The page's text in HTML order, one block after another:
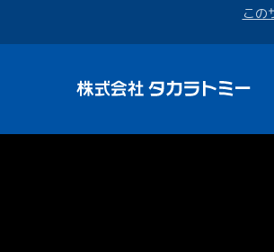
この